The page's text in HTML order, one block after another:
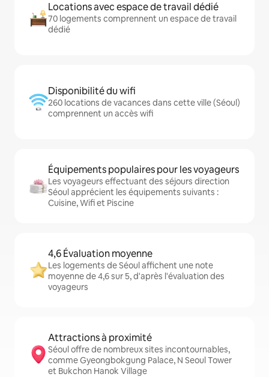
Locations avec espace de travail dédié
70 logements comprennent un espace de travail
dédié
Disponibilité du wifi
260 locations de vacances dans cette ville (Séoul)
comprennent un accès wifi
Équipements populaires pour les voyageurs
Les voyageurs effectuant des séjours direction
Séoul apprécient les équipements suivants :
Cuisine, Wifi et Piscine
4,6 Évaluation moyenne
Les logements de Séoul affichent une note
moyenne de 4,6 sur 5, d'après l'évaluation des
voyageurs
Attractions à proximité
Séoul offre de nombreux sites incontournables,
comme Gyeongbokgung Palace, N Seoul Tower
et Bukchon Hanok Village